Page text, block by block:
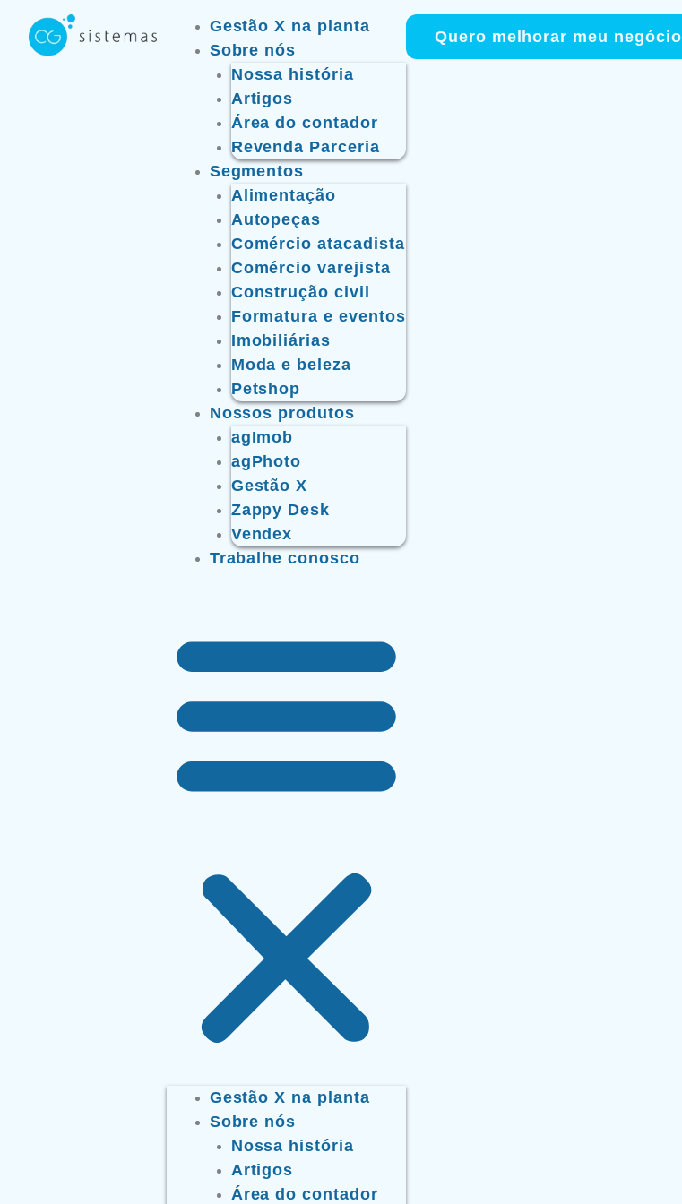
para
Gestão X na planta
Sobre nós
Nossa história
Artigos
Área do contador
Revenda Parceria
Segmentos
Alimentação
Autopeças
Comércio atacadista
Comércio varejista
Construção civil
Formatura e eventos
Imobiliárias
Moda e beleza
Petshop
Nossos produtos
agImob
agPhoto
Gestão X
Zappy Desk
Vendex
Trabalhe conosco
Menu
Gestão X na planta
Sobre nós
Nossa história
Artigos
Área do contador
Quero melhorar meu negócio